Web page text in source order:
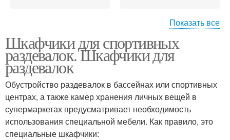
Мебель для раздевалок
переодевания
Шкафчики для рабочих
Современные
шкафчики
Показать все
Шкафчики для спортивных
раздевалок. Шкафчики для
раздевалок
Обустройство раздевалок в бассейнах или спортивных
центрах, а также камер хранения личных вещей в
супермаркетах предусматривает необходимость
использования специальной мебели. Как правило, это
специальные шкафчики: